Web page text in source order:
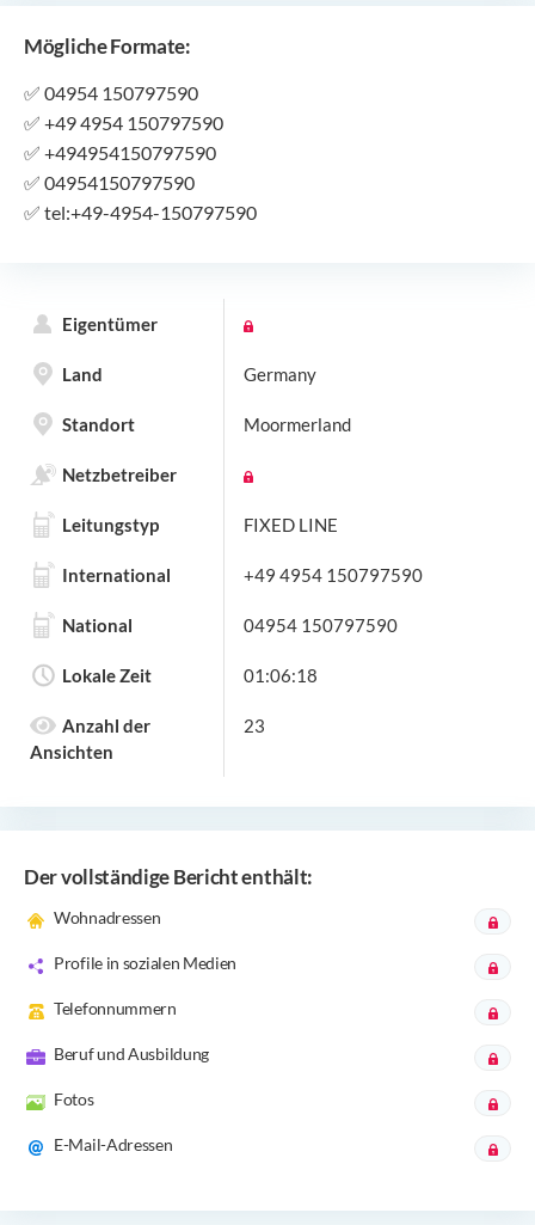
Mögliche Formate:
✅ 04954 150797590
✅ +49 4954 150797590
✅ +494954150797590
✅ 04954150797590
✅ tel:+49-4954-150797590
Eigentümer
Land Germany
Standort Moormerland
Netzbetreiber
Leitungstyp FIXED LINE
International +49 4954 150797590
National 04954 150797590
Lokale Zeit 01:06:18
Anzahl der
Ansichten
23
Der vollständige Bericht enthält:
Wohnadressen
Profile in sozialen Medien
Telefonnummern
Beruf und Ausbildung
Fotos
E-Mail-Adressen